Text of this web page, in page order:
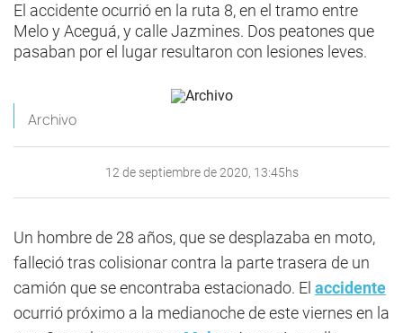
El accidente ocurrió en la ruta 8, en el tramo entre
Melo y Aceguá, y calle Jazmines. Dos peatones que
pasaban por el lugar resultaron con lesiones leves.
Archivo
12 de septiembre de 2020, 13:45hs
Un hombre de 28 años, que se desplazaba en moto,
falleció tras colisionar contra la parte trasera de un
camión que se encontraba estacionado. El accidente
ocurrió próximo a la medianoche de este viernes en la